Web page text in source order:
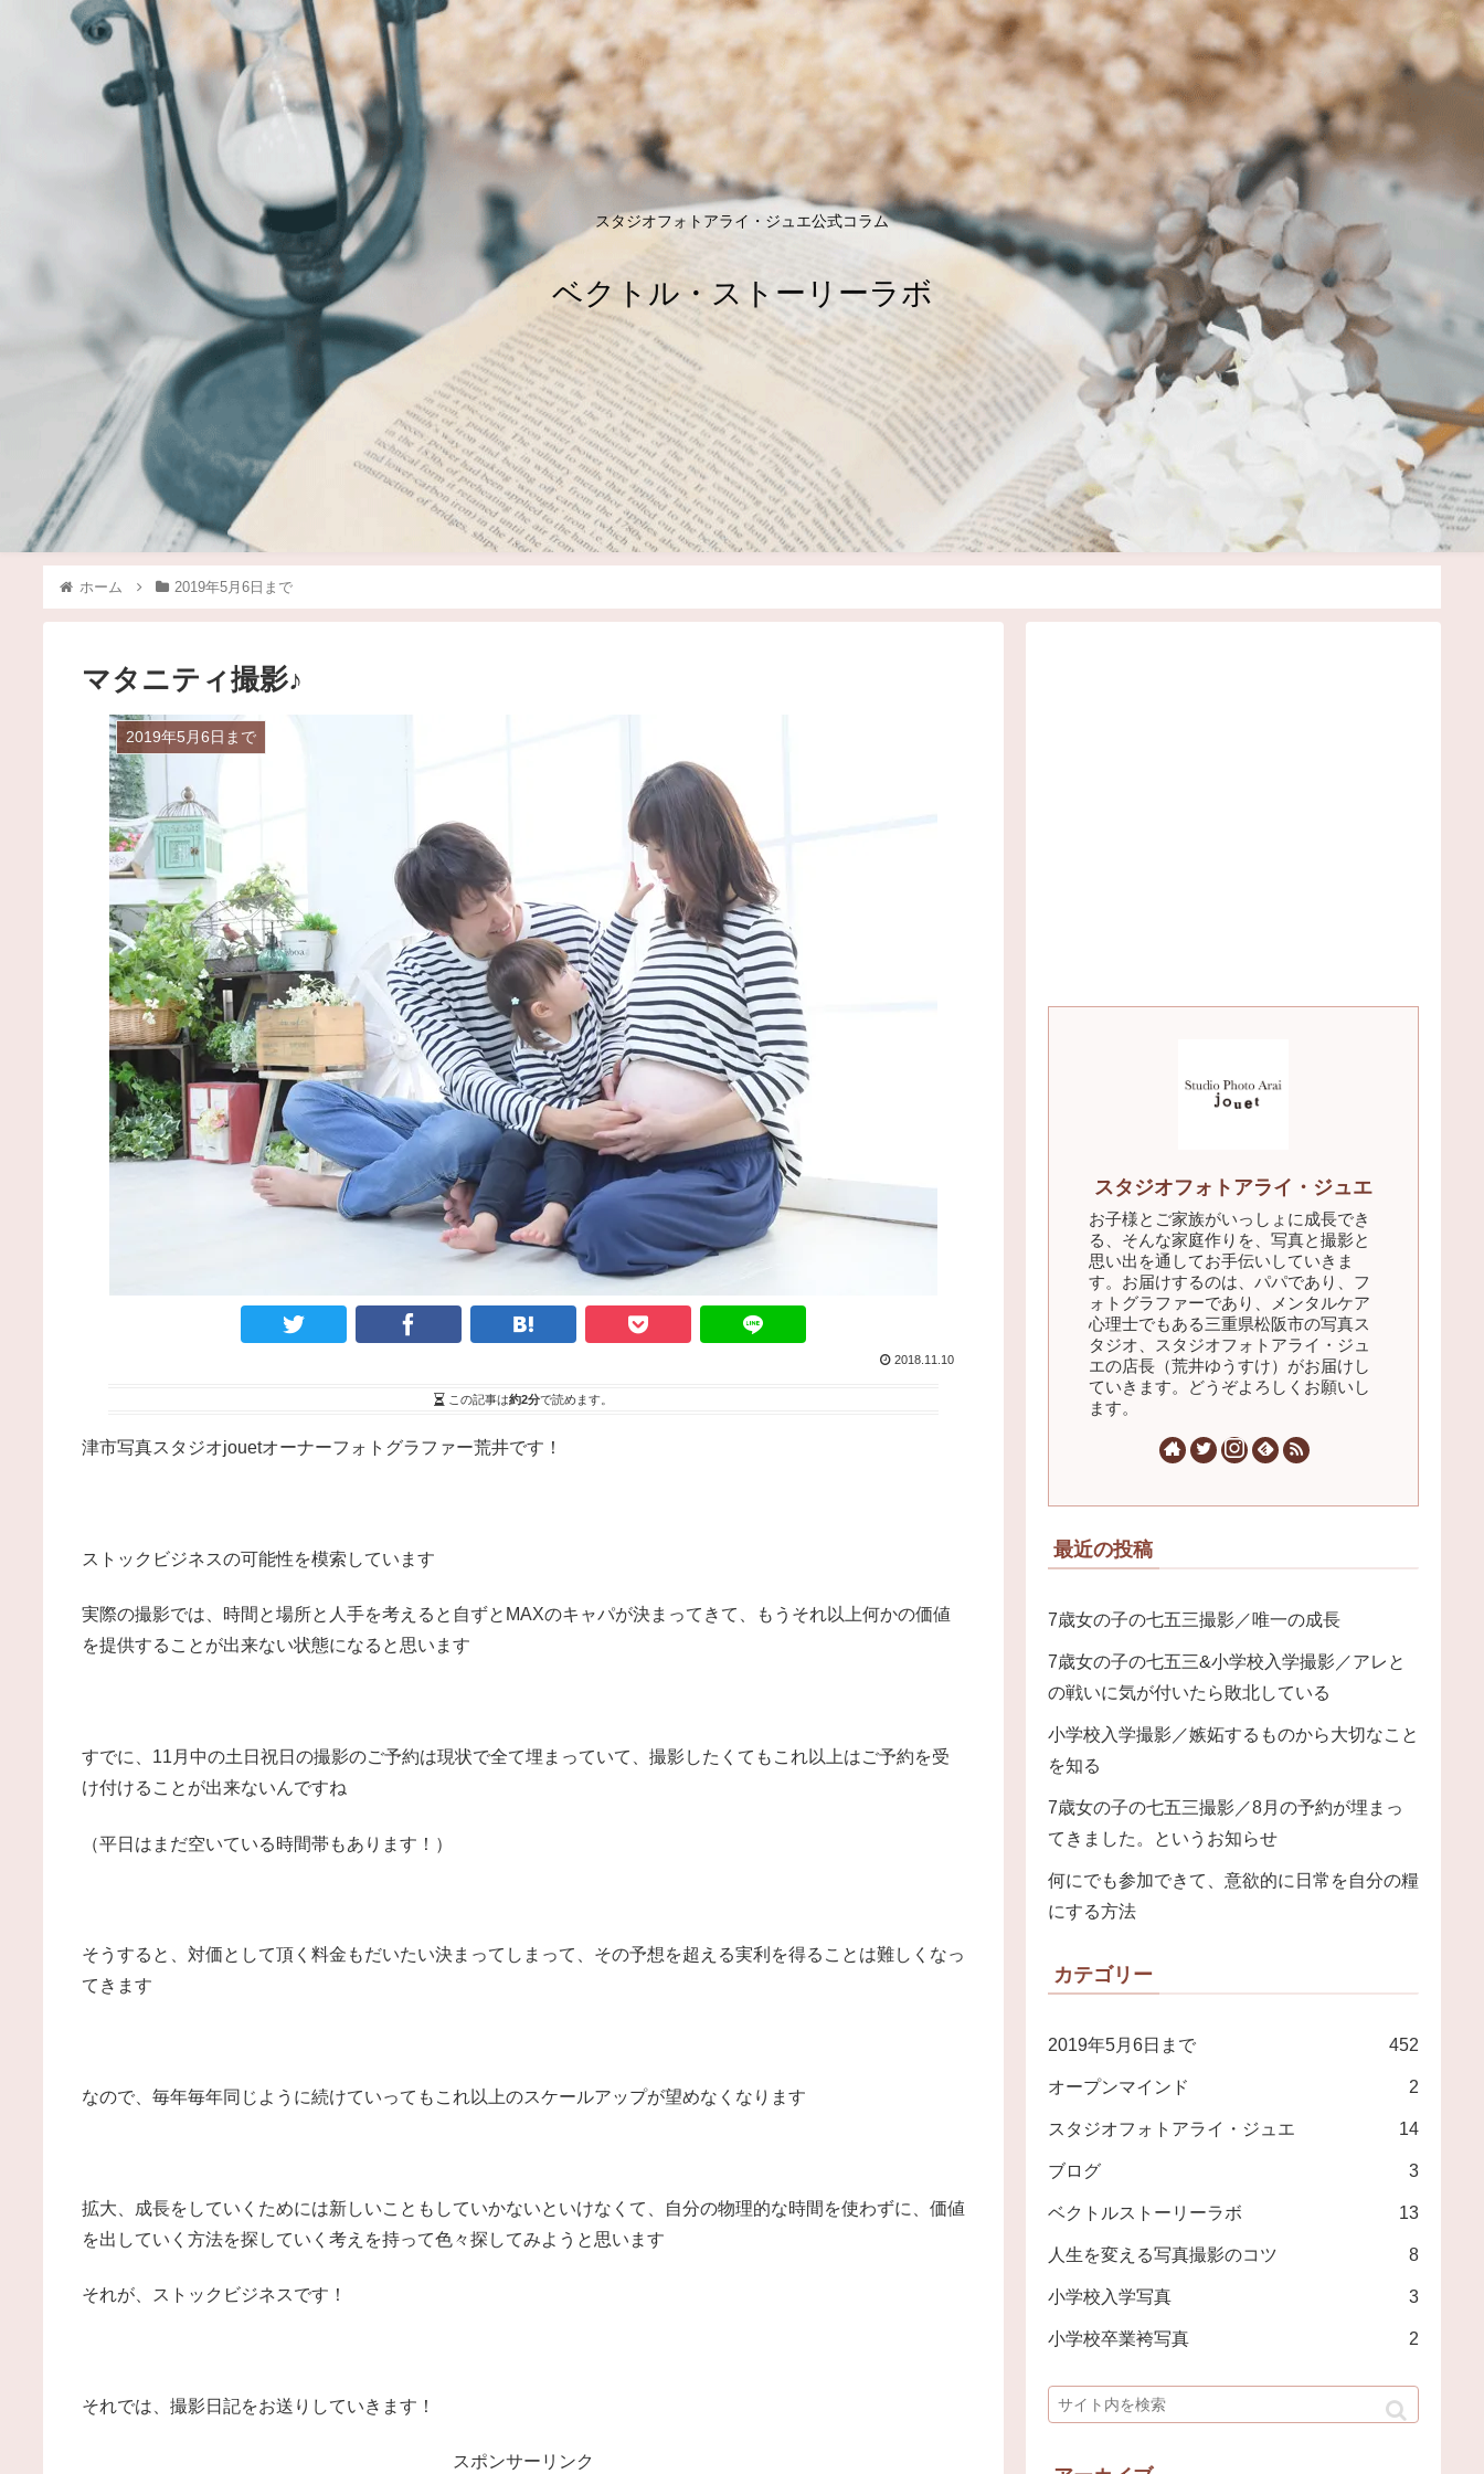
スタジオフォトアライ・ジュエ公式コラム
ベクトル・ストーリーラボ
ホーム 2019年5月6日まで
マタニティ撮影♪
2019年5月6日まで
2018.11.10
この記事は約2分で読めます。
津市写真スタジオjouetオーナーフォトグラファー荒井です！
ストックビジネスの可能性を模索しています
実際の撮影では、時間と場所と人手を考えると自ずとMAXのキャパが決まってきて、もうそれ以上何かの価値
を提供することが出来ない状態になると思います
すでに、11月中の土日祝日の撮影のご予約は現状で全て埋まっていて、撮影したくてもこれ以上はご予約を受
け付けることが出来ないんですね
（平日はまだ空いている時間帯もあります！）
そうすると、対価として頂く料金もだいたい決まってしまって、その予想を超える実利を得ることは難しくなっ
てきます
なので、毎年毎年同じように続けていってもこれ以上のスケールアップが望めなくなります
拡大、成長をしていくためには新しいこともしていかないといけなくて、自分の物理的な時間を使わずに、価値
を出していく方法を探していく考えを持って色々探してみようと思います
それが、ストックビジネスです！
それでは、撮影日記をお送りしていきます！
スポンサーリンク
スタジオフォトアライ・ジュエ
お子様とご家族がいっしょに成長でき
る、そんな家庭作りを、写真と撮影と
思い出を通してお手伝いしていきま
す。お届けするのは、パパであり、フ
ォトグラファーであり、メンタルケア
心理士でもある三重県松阪市の写真ス
タジオ、スタジオフォトアライ・ジュ
エの店長（荒井ゆうすけ）がお届けし
ていきます。どうぞよろしくお願いし
ます。
最近の投稿
7歳女の子の七五三撮影／唯一の成長
7歳女の子の七五三&小学校入学撮影／アレと
の戦いに気が付いたら敗北している
小学校入学撮影／嫉妬するものから大切なこと
を知る
7歳女の子の七五三撮影／8月の予約が埋まっ
てきました。というお知らせ
何にでも参加できて、意欲的に日常を自分の糧
にする方法
カテゴリー
2019年5月6日まで 452
オープンマインド 2
スタジオフォトアライ・ジュエ 14
ブログ 3
ベクトルストーリーラボ 13
人生を変える写真撮影のコツ 8
小学校入学写真 3
小学校卒業袴写真 2